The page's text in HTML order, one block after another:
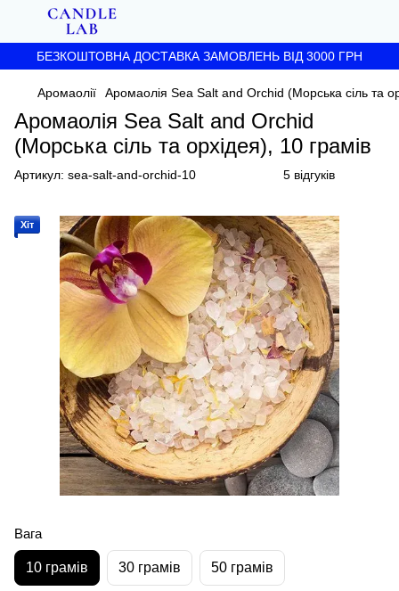
БЕЗКОШТОВНА ДОСТАВКА ЗАМОВЛЕНЬ ВІД 3000 ГРН
Аромаолії Аромаолія Sea Salt and Orchid (Морська сіль та
Аромаолія Sea Salt and Orchid
(Морська сіль та орхідея), 10 грамів
Артикул: sea-salt-and-orchid-10 5 відгуків
Хіт
Вага
10 грамів 30 грамів 50 грамів